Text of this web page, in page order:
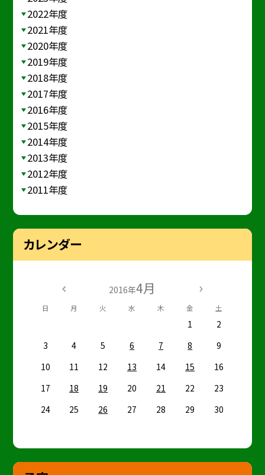
2022年度
2021年度
2020年度
2019年度
2018年度
2017年度
2016年度
2015年度
2014年度
2013年度
2012年度
2011年度
カレンダー
2016年4月
日 月 火 水 木 金 土
1
2
3
4 5 6 7 8
9
10
11 12 13 14 15
16
17
18 19 20 21 22
23
24
25 26 27 28 29 30